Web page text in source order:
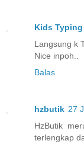
Kids Typing
Langsung k
Nice inpoh..
Balas
hzbutik 27
HzButik
terlengkap